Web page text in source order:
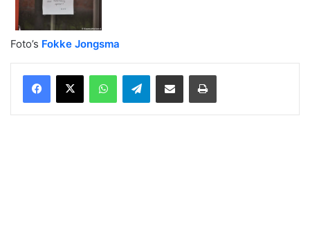
Foto’s Fokke Jongsma
WhatsAppTelegramDelen via Email Print